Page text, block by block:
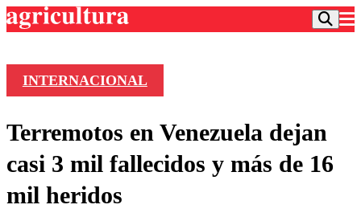
Frecuencias
Agricultura TV
Deportes
Colo Colo
Entretención
INTERNACIONAL
Terremotos en Venezuela dejan
casi 3 mil fallecidos y más de 16
mil heridos